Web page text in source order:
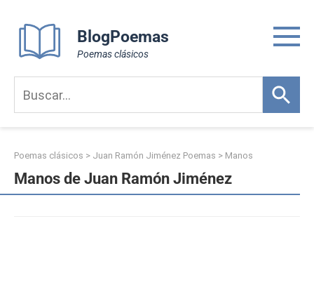
content
BlogPoemas
Poemas clásicos
Poemas clásicos > Juan Ramón Jiménez Poemas > Manos
Manos de Juan Ramón Jiménez